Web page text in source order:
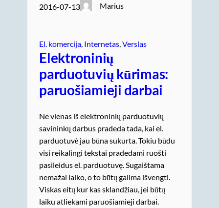
2016-07-13 Marius
El. komercija Internetas Verslas
Elektroninių
parduotuvių kūrimas:
paruošiamieji darbai
Ne vienas iš elektroninių parduotuvių
savininkų darbus pradeda tada, kai el.
parduotuvė jau būna sukurta. Tokiu būdu
visi reikalingi tekstai pradedami ruošti
pasileidus el. parduotuvę. Sugaištama
nemažai laiko, o to būtų galima išvengti.
Viskas eitų kur kas sklandžiau, jei būtų
laiku atliekami paruošiamieji darbai.